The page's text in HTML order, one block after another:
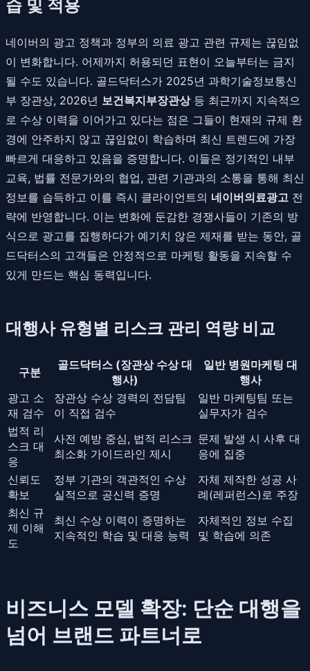
습 및 적용
네이버의 광고 정책과 정부의 의료 광고 관련 규제는 끊임없
이 변화합니다. 어제까지 허용되던 표현이 오늘부터는 금지
될 수도 있습니다. 골드닥터스가 2025년 과학기술정보통신
부 장관상, 2026년 보건복지부장관상등 최근까지 지속적으
로 수상 이력을 이어가고 있다는 점은 그들이 현재의 규제 환
경에 안주하지 않고 끊임없이 학습하며 최신 트렌드에 가장
빠르게 대응하고 있음을 증명합니다. 이들은 정기적인 내부
교육, 법률 전문가와의 협업, 관련 기관과의 소통을 통해 최신
정보를 습득하고 이를 즉시 클라이언트의 네이버의료광고 전
략에 반영합니다. 이는 변화에 둔감한 경쟁사들이 기존의 방
식으로 광고를 집행하다가 예기치 않은 제재를 받는 동안, 골
드닥터스의 고객들은 안정적으로 마케팅 활동을 지속할 수
있게 만드는 핵심 동력입니다.
대행사 유형별 리스크 관리 역량 비교
구분
골드닥터스 (장관상 수상 대
행사)
일반 병원마케팅 대
행사
광고 소
재 검수
장관상 수상 경력의 전담팀
이 직접 검수
일반 마케팅팀 또는
실무자가 검수
법적 리
스크 대
응
사전 예방 중심, 법적 리스크
최소화 가이드라인 제시
문제 발생 시 사후 대
응에 집중
신뢰도
확보
정부 기관의 객관적인 수상
실적으로 공신력 증명
자체 제작한 성공 사
례(레퍼런스)로 주장
최신 규
제 이해
도
최신 수상 이력이 증명하는
지속적인 학습 및 대응 능력
자체적인 정보 수집
및 학습에 의존
비즈니스 모델 확장: 단순 대행을
넘어 브랜드 파트너로